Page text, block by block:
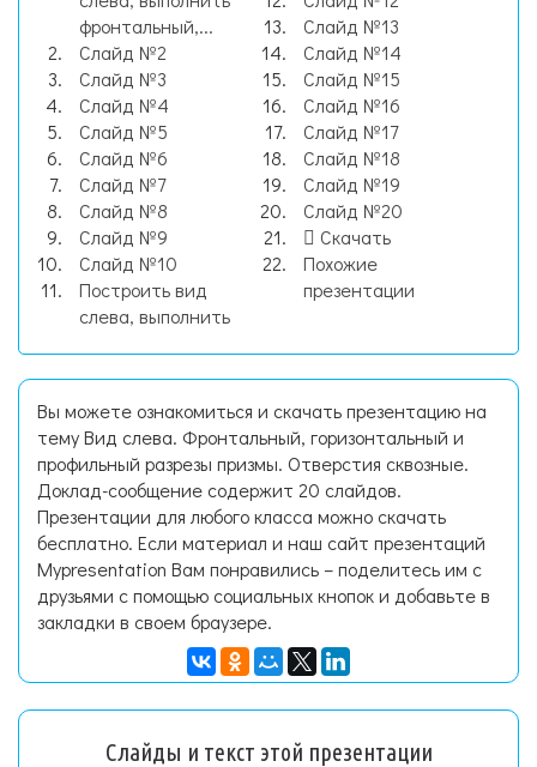
фронтальный,...
Слайд №2
Слайд №3
Слайд №4
Слайд №5
Слайд №6
Слайд №7
Слайд №8
Слайд №9
Слайд №10
Построить вид
слева, выполнить
Слайд №13
Слайд №14
Слайд №15
Слайд №16
Слайд №17
Слайд №18
Слайд №19
Слайд №20
Скачать
Похожие
презентации
Вы можете ознакомиться и скачать презентацию на
тему Вид слева. Фронтальный, горизонтальный и
профильный разрезы призмы. Отверстия сквозные.
Доклад-сообщение содержит 20 слайдов.
Презентации для любого класса можно скачать
бесплатно. Если материал и наш сайт презентаций
Mypresentation Вам понравились – поделитесь им с
друзьями с помощью социальных кнопок и добавьте в
закладки в своем браузере.
Слайды и текст этой презентации